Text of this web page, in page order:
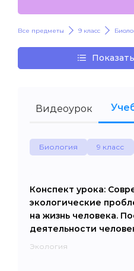
Все предметы 9 класс
Видеоурок
Биология 9 класс
Конспект урока:
экологические
на жизнь человека.
деятельности
Экология